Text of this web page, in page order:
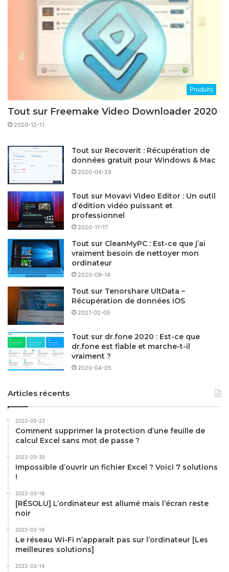
Produits
Tout sur Freemake Video Downloader 2020
2020-12-11
Tout sur Recoverit : Récupération de
données gratuit pour Windows & Mac
2020-04-29
Tout sur Movavi Video Editor : Un outil
d’édition vidéo puissant et
professionnel
2020-11-17
Tout sur CleanMyPC : Est-ce que j’ai
vraiment besoin de nettoyer mon
ordinateur
2020-09-14
Tout sur Tenorshare UltData –
Récupération de données iOS
2021-02-05
Tout sur dr.fone 2020 : Est-ce que
dr.fone est fiable et marche-t-il
vraiment ?
2020-04-05
Articles récents
2022-03-22
Comment supprimer la protection d’une feuille de
calcul Excel sans mot de passe ?
2022-03-20
Impossible d’ouvrir un fichier Excel ? Voici 7 solutions
!
2022-03-18
[RÉSOLU] L’ordinateur est allumé mais l’écran reste
noir
2022-03-16
Le réseau Wi-Fi n’apparaît pas sur l’ordinateur [Les
meilleures solutions]
2022-03-14